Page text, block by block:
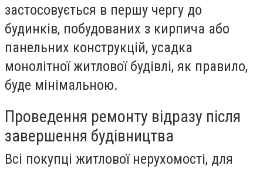
застосовується в першу чергу до
будинків, побудованих з кирпича або
панельних конструкцій, усадка
монолітної житлової будівлі, як правило,
буде мінімальною.
Проведення ремонту відразу після
завершення будівництва
Всі покупці житлової нерухомості, для